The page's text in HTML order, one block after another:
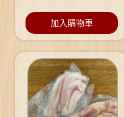
加入購物車